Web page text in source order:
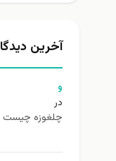
آخرین
و
در
چلغوزه چیست